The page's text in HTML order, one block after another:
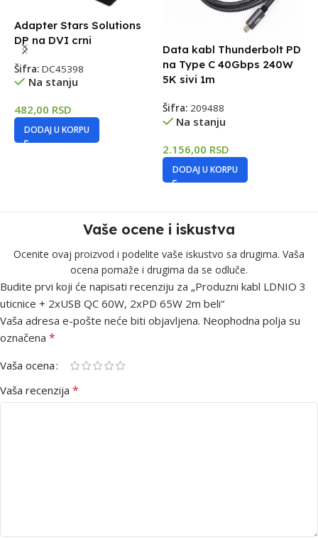
Adapter Stars Solutions
DP na DVI crni
Šifra: DC45398
Na stanju
482,00 RSD
DODAJ U KORPU
Data kabl Thunderbolt PD
na Type C 40Gbps 240W
5K sivi 1m
Šifra: 209488
Na stanju
2.156,00 RSD
DODAJ U KORPU
Vaše ocene i iskustva
Ocenite ovaj proizvod i podelite vaše iskustvo sa drugima. Vaša
ocena pomaže i drugima da se odluče.
Budite prvi koji će napisati recenziju za „Produzni kabl LDNIO 3
uticnice + 2xUSB QC 60W, 2xPD 65W 2m beli“
Vaša adresa e-pošte neće biti objavljena. Neophodna polja su
označena *
Vaša ocena
Vaša recenzija *